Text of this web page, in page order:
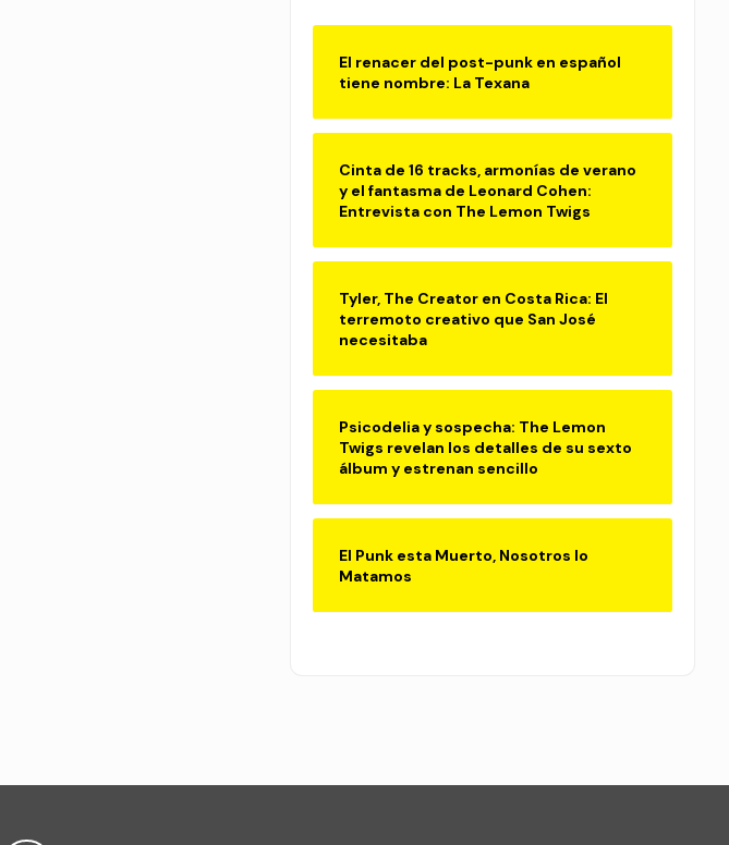
El renacer del post-punk en español
tiene nombre: La Texana
Cinta de 16 tracks, armonías de verano
y el fantasma de Leonard Cohen:
Entrevista con The Lemon Twigs
Tyler, The Creator en Costa Rica: El
terremoto creativo que San José
necesitaba
Psicodelia y sospecha: The Lemon
Twigs revelan los detalles de su sexto
álbum y estrenan sencillo
El Punk esta Muerto, Nosotros lo
Matamos